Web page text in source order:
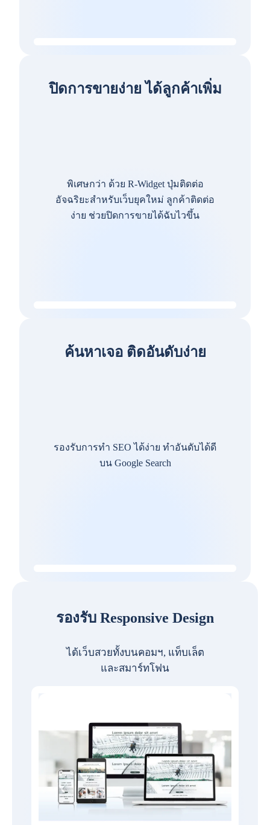
ปิดการขายง่าย ได้ลูกค้าเพิ่ม
พิเศษกว่า ด้วย R-Widget ปุ่มติดต่อ
อัจฉริยะสำหรับเว็บยุคใหม่ ลูกค้าติดต่อ
ง่าย ช่วยปิดการขายได้ฉับไวขึ้น
ค้นหาเจอ ติดอันดับง่าย
รองรับการทำ SEO ได้ง่าย ทำอันดับได้ดี
บน Google Search
รองรับ Responsive Design
ได้เว็บสวยทั้งบนคอมฯ, แท็บเล็ต
และสมาร์ทโฟน